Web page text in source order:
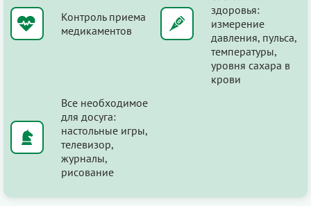
Контроль приема
медикаментов
здоровья:
измерение
давления, пульса,
температуры,
уровня сахара в
крови
Все необходимое
для досуга:
настольные игры,
телевизор,
журналы,
рисование